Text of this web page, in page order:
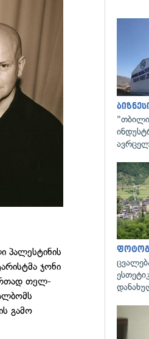
პალესტინის
ჯონი
თელ-
გამო